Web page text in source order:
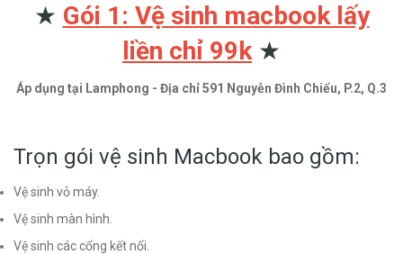
★ Gói 1: Vệ sinh macbook lấy
liền chỉ 99k★
Áp dụng tại Lamphong - Địa chỉ 591 Nguyễn Đình Chiểu, P.2, Q.3
Trọn gói vệ sinh Macbook bao gồm:
Vệ sinh vỏ máy.
Vệ sinh màn hình.
Vệ sinh các cổng kết nối.